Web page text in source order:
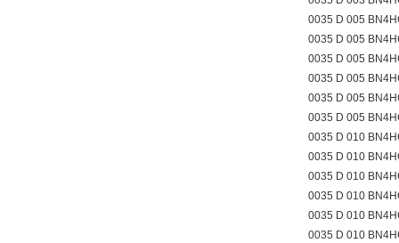
0035 D 005
0035 D 005
0035 D 005
0035 D 005
0035 D 005
0035 D 005
0035 D 010
0035 D 010
0035 D 010
0035 D 010
0035 D 010
0035 D 010